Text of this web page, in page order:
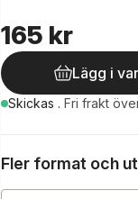
165 kr
Lägg i
Skickas . Fri frakt
Fler format och